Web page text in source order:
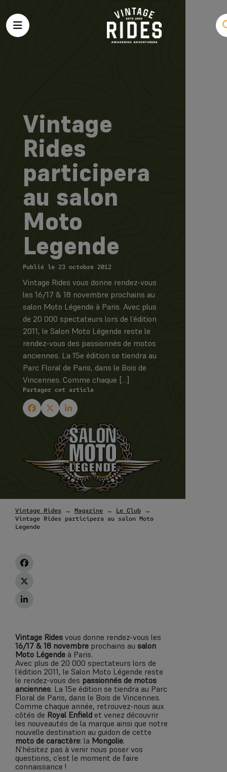
Vintage
Rides
participera
au salon
Moto
Legende
Publié le 23 octobre 2012
Vintage Rides vous donne rendez-vous
les 16/17 & 18 novembre prochains au
salon Moto Légende à Paris. Avec plus
de 20 000 spectateurs lors de l’édition
2011, le Salon Moto Légende reste le
rendez-vous des passionnés de motos
anciennes. La 15e édition se tiendra au
Parc Floral de Paris, dans le Bois de
Vincennes. Comme chaque […]
Partager cet article
Vintage Rides → Magazine → Le Club →
Vintage Rides participera au salon Moto
Legende
Vintage Rides vous donne rendez-vous les
16/17 & 18 novembre prochains au salon
Moto Légende à Paris.
Avec plus de 20 000 spectateurs lors de
l’édition 2011, le Salon Moto Légende reste
le rendez-vous des passionnés de motos
anciennes. La 15e édition se tiendra au Parc
Floral de Paris, dans le Bois de Vincennes.
Comme chaque année, retrouvez-nous aux
côtés de Royal Enfield et venez découvrir
les nouveautés de la marque ainsi que notre
nouvelle destination au guidon de cette
moto de caractère: la Mongolie.
N’hésitez pas à venir nous poser vos
questions, c’est le moment de faire
connaissance !